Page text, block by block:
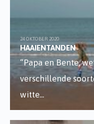
24 OKTOBER 2020
HAAIENTANDEN
“Papa en Bente,
verschillende
witte...